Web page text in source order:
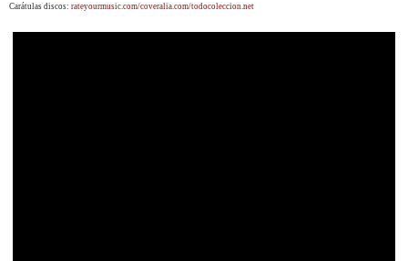
Carátulas discos: rateyourmusic.com/coveralia.com/todocoleccion.net